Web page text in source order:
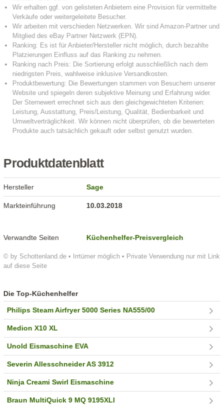
Produktdatenblatt
© by Schottenland.de • Irrtümer möglich • Private Verwendung nur mit Link
auf diese Seite
Hersteller Sage
Markteinführung 10.03.2018
Verwandte Seiten Küchenhelfer-Preisvergleich
Die Top-Küchenhelfer
Philips Steam Airfryer 5000 Series NA555/00
Medion X10 XL
Unold Eismaschine EVA
Severin Allesschneider AS 3912
Ninja Creami Swirl Eismaschine
Braun MultiQuick 9 MQ 9195XLI